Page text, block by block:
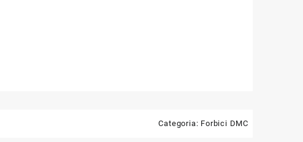
Categoria: Forbici DMC